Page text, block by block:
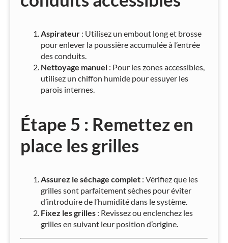
Aspirateur : Utilisez un embout long et brosse
pour enlever la poussière accumulée à l’entrée
des conduits.
Nettoyage manuel : Pour les zones accessibles,
utilisez un chiffon humide pour essuyer les
parois internes.
Étape 5 : Remettez en
place les grilles
Assurez le séchage complet : Vérifiez que les
grilles sont parfaitement sèches pour éviter
d’introduire de l’humidité dans le système.
Fixez les grilles : Revissez ou enclenchez les
grilles en suivant leur position d’origine.